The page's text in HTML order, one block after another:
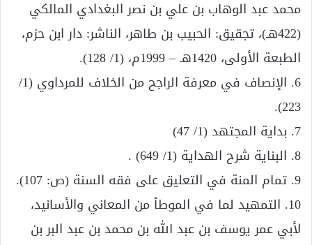
محمد عبد الوهاب بن علي بن نصر البغدادي المالكي
(422هـ)، تجقيق: الحبيب بن طاهر، الناشر: دار ابن حزم،
الطبعة الأولى، 1420هـ – 1999م، (1/ 128).
6. الإنصاف في معرفة الراجح من الخلاف للمرداوي (1/
223).
7. بداية المجتهد (1/ 47)
8. البناية شرح الهداية (1/ 649) .
9. تمام المنة في التعليق على فقه السنة (ص: 107).
10. التمهيد لما في الموطأ من المعاني والأسانيد،
لأبي عمر يوسف بن عبد الله بن محمد بن عبد البر بن